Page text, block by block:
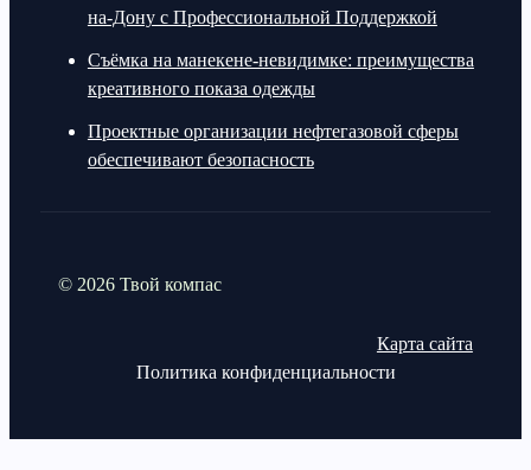
на-Дону с Профессиональной Поддержкой
Съёмка на манекене-невидимке: преимущества
креативного показа одежды
Проектные организации нефтегазовой сферы
обеспечивают безопасность
© 2026 Твой компас
Карта сайта
Политика конфиденциальности